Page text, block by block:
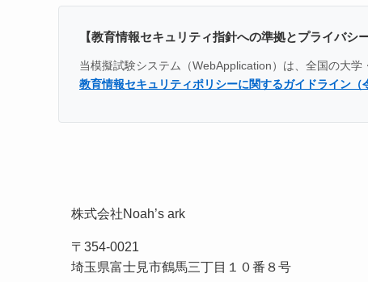
【教育情報セキュリティ指針への準拠とプライバシ
当模擬試験システム（WebApplication）は、全国の大
教育情報セキュリティポリシーに関するガイドライン（
株式会社Noah’s ark
〒354-0021
埼玉県富士見市鶴馬三丁目１０番８号